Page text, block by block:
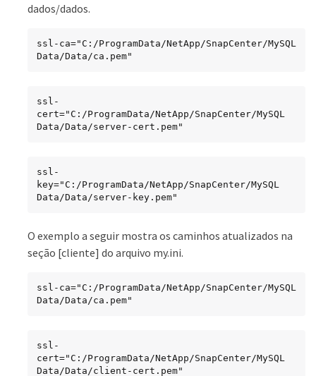
dados/dados.
ssl-ca="C:/ProgramData/NetApp/SnapCenter/MySQL
Data/Data/ca.pem"
ssl-
cert="C:/ProgramData/NetApp/SnapCenter/MySQL
Data/Data/server-cert.pem"
ssl-
key="C:/ProgramData/NetApp/SnapCenter/MySQL
Data/Data/server-key.pem"
O exemplo a seguir mostra os caminhos atualizados na
seção [cliente] do arquivo my.ini.
ssl-ca="C:/ProgramData/NetApp/SnapCenter/MySQL
Data/Data/ca.pem"
ssl-
cert="C:/ProgramData/NetApp/SnapCenter/MySQL
Data/Data/client-cert.pem"